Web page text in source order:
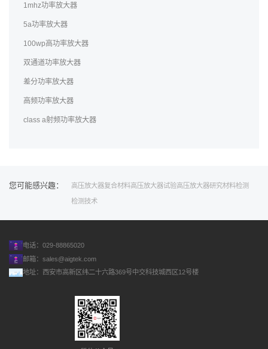
1mhz功率放大器
5a功率放大器
100wp高功率放大器
双通道功率放大器
差分功率放大器
高频功率放大器
class a射频功率放大器
您可能感兴趣： 高压放大器复合材料高压放大器试验高压放大器研究材料检测
检测技术
电话：029-88865020
邮箱： sales@aigtek.com
地址：西安市高新区纬二十六路369号中交科技城西区12号楼